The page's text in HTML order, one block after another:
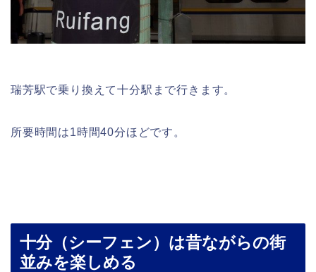
瑞芳駅で乗り換えて十分駅まで行きます。
所要時間は1時間40分ほどです。
十分（シーフェン）は昔ながらの街
並みを楽しめる